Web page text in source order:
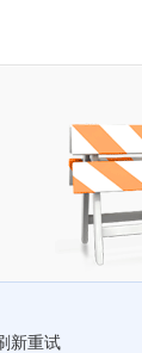
新重试